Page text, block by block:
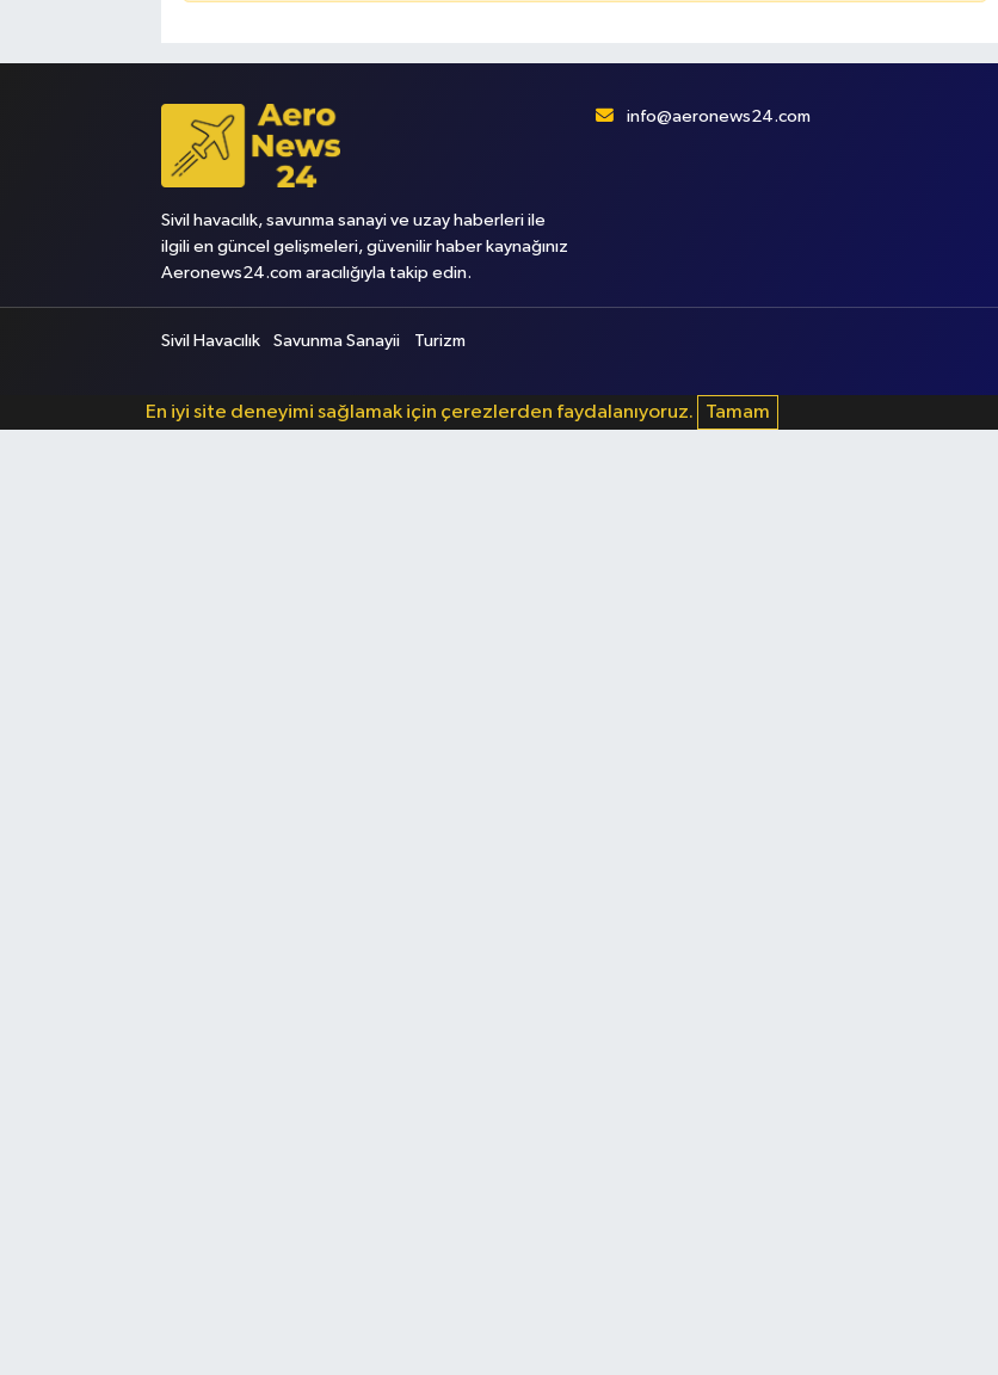
Sivil havacılık, savunma sanayi ve uzay haberleri ile
ilgili en güncel gelişmeleri, güvenilir haber kaynağınız
Aeronews24.com aracılığıyla takip edin.
info@aeronews24.com
Sivil Havacılık Savunma Sanayii Turizm
En iyi site deneyimi sağlamak için çerezlerden faydalanıyoruz. Tamam